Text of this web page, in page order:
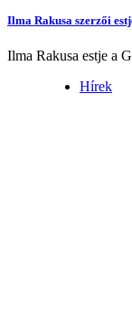
Ilma Rakusa szerzői
Ilma Rakusa estje a
Hírek